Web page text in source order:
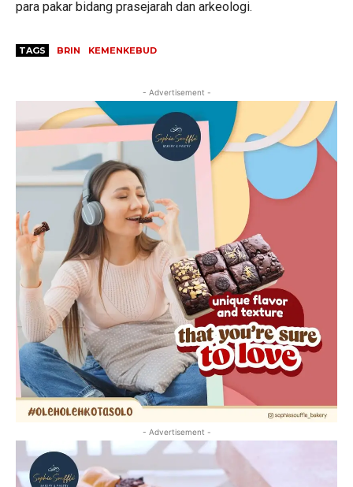
para pakar bidang prasejarah dan arkeologi.
TAGS BRIN KEMENKEBUD
- Advertisement -
- Advertisement -